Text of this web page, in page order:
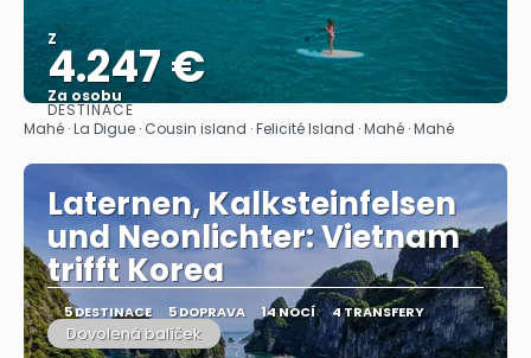
Z
4.247 €
Za osobu
Zobrazit
DESTINACE
Mahé · La Digue · Cousin island · Felicité Island · Mahé · Mahé
Laternen, Kalksteinfelsen
und Neonlichter: Vietnam
trifft Korea
5 DESTINACE 5 DOPRAVA 14 NOCÍ 4 TRANSFERY
Dovolená balíček